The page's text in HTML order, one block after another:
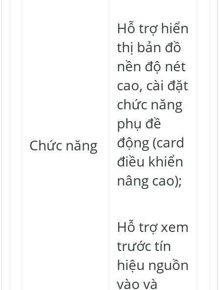
Chức năng
Hỗ trợ hiển
thị bản đồ
nền độ nét
cao, cài đặt
chức năng
phụ đề
động (card
điều khiển
nâng cao);
Hỗ trợ xem
trước tín
hiệu nguồn
vào và